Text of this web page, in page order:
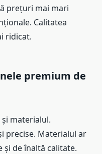
prețuri mai mari
Calitatea
ridicat.
premium de
materialul.
precise. Materialul ar
de înaltă calitate.